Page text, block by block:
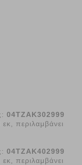
04ΤΖΑΚ302999
περιλαμβάνει
04ΤΖΑΚ402999
περιλαμβάνει